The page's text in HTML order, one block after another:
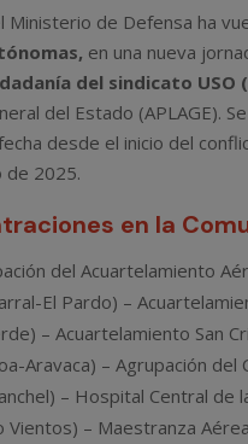
Ministerio de Defensa ha
en una nueva
del sindicato USO
del Estado (APLAGE).
desde el inicio del
de 2025.
en la
del Acuartelamiento
El Pardo) –
– Acuartelamiento San
Aravaca) – Agrupación
– Hospital Central de
Vientos) – Maestranza